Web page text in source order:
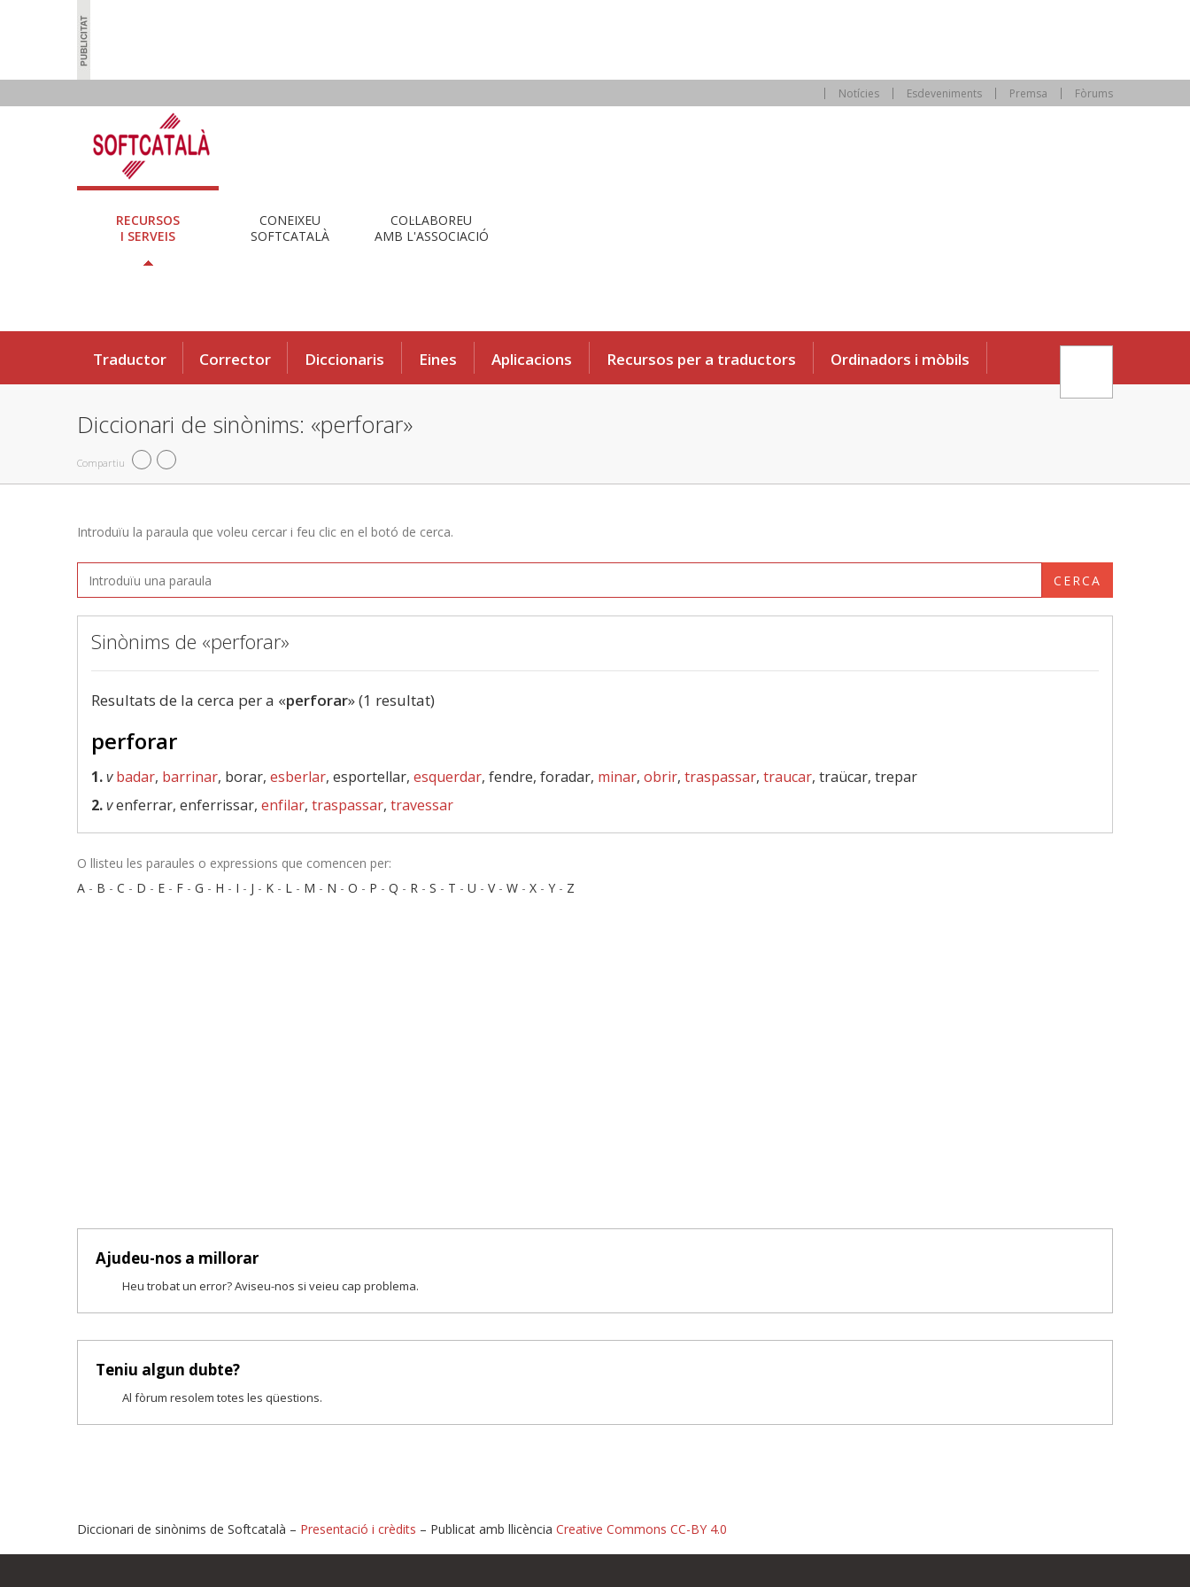
Notícies Esdeveniments Premsa Fòrums
RECURSOS
I SERVEIS
CONEIXEU
SOFTCATALÀ
COL·LABOREU
AMB L'ASSOCIACIÓ
Traductor Corrector Diccionaris Eines Aplicacions Recursos per a traductors Ordinadors i mòbils
Diccionari de sinònims: «perforar»
Compartiu
Introduïu la paraula que voleu cercar i feu clic en el botó de cerca.
CERCA
Sinònims de «perforar»
Resultats de la cerca per a «perforar» (1 resultat)
perforar
1.v badar, barrinar, borar, esberlar, esportellar, esquerdar, fendre, foradar, minar, obrir, traspassar, traucar, traücar, trepar
2.venferrar, enferrissar, enfilar, traspassar, travessar
O llisteu les paraules o expressions que comencen per:
A - B - C - D - E - F - G - H - I - J - K - L - M - N - O - P - Q - R - S - T - U - V- W - X - Y - Z
Ajudeu-nos a millorar
Heu trobat un error? Aviseu-nos si veieu cap problema.
Teniu algun dubte?
Al fòrum resolem totes les qüestions.
Diccionari de sinònims de Softcatalà – Presentació i crèdits – Publicat amb llicència Creative Commons CC-BY 4.0